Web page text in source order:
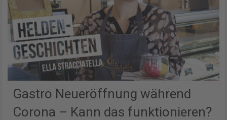
Gastro Neueröffnung während
Corona – Kann das funktionieren?